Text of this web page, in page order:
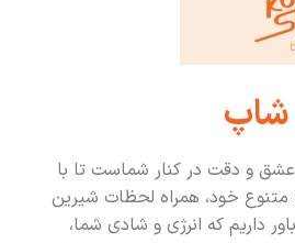
شاپ
و دقت در کنار شماست تا با
خود، همراه لحظات شیرین
داریم که انرژی و شادی شما،